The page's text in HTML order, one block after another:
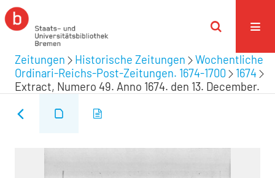
Zeitungen Historische Zeitungen
Wochentliche
Ordinari-Reichs-Post-Zeitungen. 1674-1700
1674
Extract, Numero 49. Anno 1674. den 13. December.